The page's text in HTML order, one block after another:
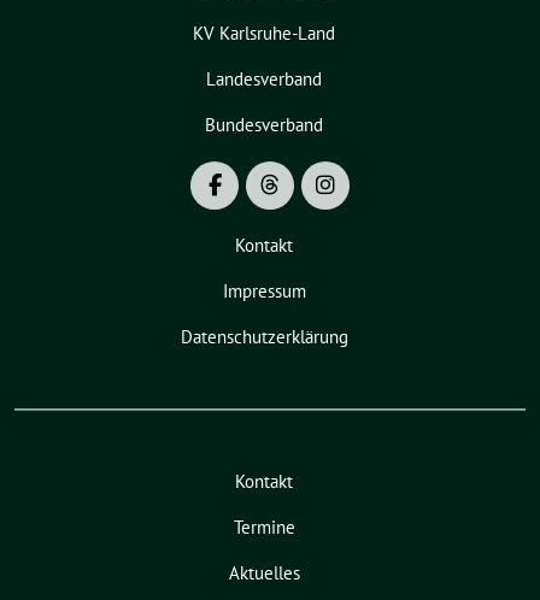
KV Karlsruhe-Land
Landesverband
Bundesverband
Kontakt
Impressum
Datenschutzerklärung
Kontakt
Termine
Aktuelles